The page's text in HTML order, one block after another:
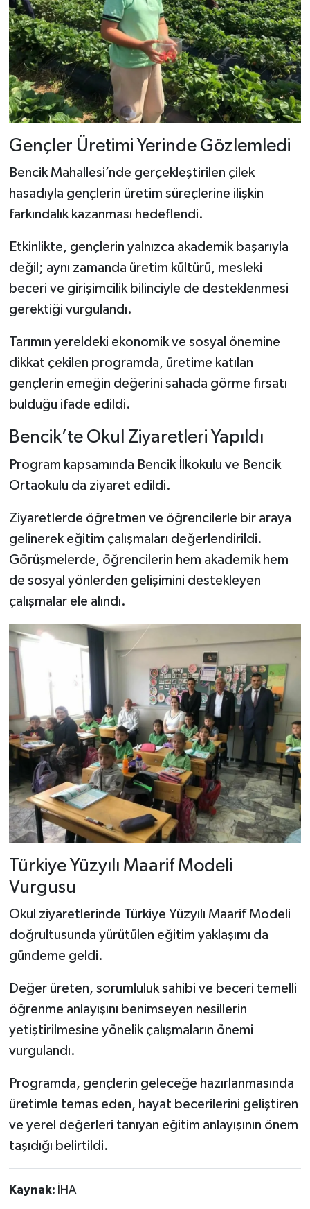
Gençler Üretimi Yerinde Gözlemledi
Bencik Mahallesi’nde gerçekleştirilen çilek
hasadıyla gençlerin üretim süreçlerine ilişkin
farkındalık kazanması hedeflendi.
Etkinlikte, gençlerin yalnızca akademik başarıyla
değil; aynı zamanda üretim kültürü, mesleki
beceri ve girişimcilik bilinciyle de desteklenmesi
gerektiği vurgulandı.
Tarımın yereldeki ekonomik ve sosyal önemine
dikkat çekilen programda, üretime katılan
gençlerin emeğin değerini sahada görme fırsatı
bulduğu ifade edildi.
Bencik’te Okul Ziyaretleri Yapıldı
Program kapsamında Bencik İlkokulu ve Bencik
Ortaokulu da ziyaret edildi.
Ziyaretlerde öğretmen ve öğrencilerle bir araya
gelinerek eğitim çalışmaları değerlendirildi.
Görüşmelerde, öğrencilerin hem akademik hem
de sosyal yönlerden gelişimini destekleyen
çalışmalar ele alındı.
Türkiye Yüzyılı Maarif Modeli
Vurgusu
Okul ziyaretlerinde Türkiye Yüzyılı Maarif Modeli
doğrultusunda yürütülen eğitim yaklaşımı da
gündeme geldi.
Değer üreten, sorumluluk sahibi ve beceri temelli
öğrenme anlayışını benimseyen nesillerin
yetiştirilmesine yönelik çalışmaların önemi
vurgulandı.
Programda, gençlerin geleceğe hazırlanmasında
üretimle temas eden, hayat becerilerini geliştiren
ve yerel değerleri tanıyan eğitim anlayışının önem
taşıdığı belirtildi.
Kaynak: İHA